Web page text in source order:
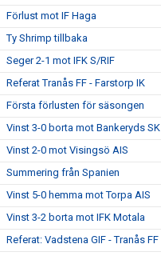
Förlust mot IF Haga
Ty Shrimp tillbaka
Seger 2-1 mot IFK S/RIF
Referat Tranås FF - Farstorp IK
Första förlusten för säsongen
Vinst 3-0 borta mot Bankeryds SK
Vinst 2-0 mot Visingsö AIS
Summering från Spanien
Vinst 5-0 hemma mot Torpa AIS
Vinst 3-2 borta mot IFK Motala
Referat: Vadstena GIF - Tranås FF